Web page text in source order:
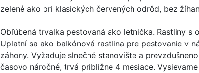
zelené ako pri klasických červených odrôd, bez
Obľúbená trvalka pestovaná ako letnička. Rastliny
Uplatní sa ako balkónová rastlina pre pestovanie v
záhony. Vyžaduje slnečné stanovište a
časovo náročné, trvá približne 4 mesiace.